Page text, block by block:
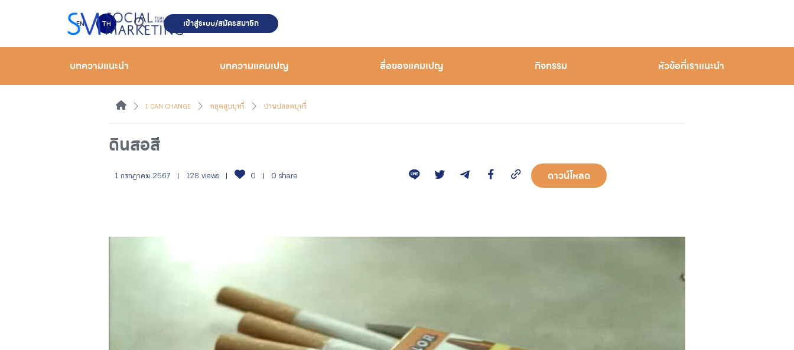
EN TH เข้าสู่ระบบ/สมัครสมาชิก
บทความแนะนำ บทความแคมเปญ สื่อของแคมเปญ กิจกรรม หัวข้อที่เราแนะนำ
I CAN CHANGE หยุดสูบบุหรี่ บ้านปลอดบุหรี่
ดินสอสี
1 กรกฎาคม 2567 128 views 0 0 share ดาวน์โหลด